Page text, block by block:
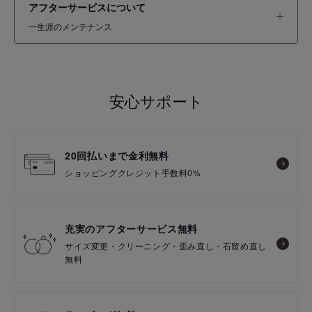
アフターサービスについて
一生涯のメンテナンス
安心サポート
20回払いまで金利無料
ショッピングクレジット手数料0%
充実のアフターサービス無料
サイズ変更・クリーニング・歪み直し・石留め直し
無料